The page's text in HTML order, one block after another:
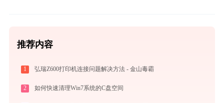
推荐内容
1 弘瑞Z600打印机连接问题解决方法 - 金山毒霸
2 如何快速清理Win7系统的C盘空间